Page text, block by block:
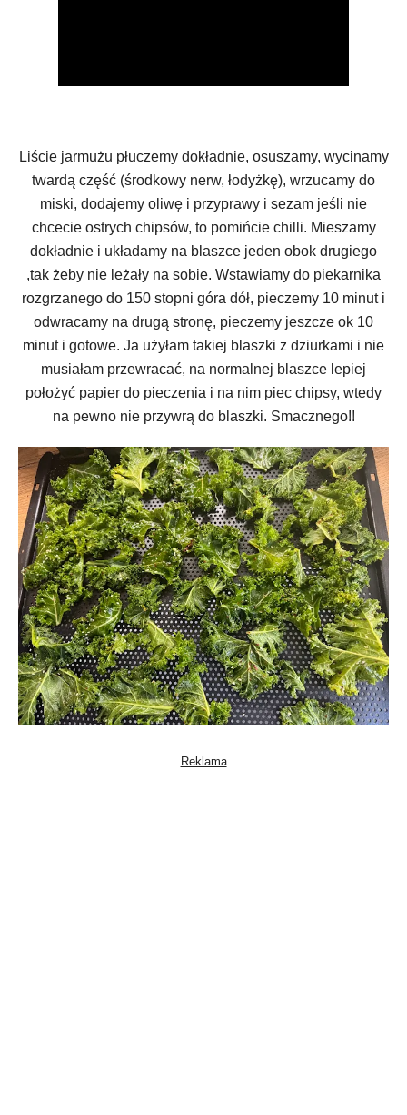
Liście jarmużu płuczemy dokładnie, osuszamy, wycinamy
twardą część (środkowy nerw, łodyżkę), wrzucamy do
miski, dodajemy oliwę i przyprawy i sezam jeśli nie
chcecie ostrych chipsów, to pomińcie chilli. Mieszamy
dokładnie i układamy na blaszce jeden obok drugiego
,tak żeby nie leżały na sobie. Wstawiamy do piekarnika
rozgrzanego do 150 stopni góra dół, pieczemy 10 minut i
odwracamy na drugą stronę, pieczemy jeszcze ok 10
minut i gotowe. Ja użyłam takiej blaszki z dziurkami i nie
musiałam przewracać, na normalnej blaszce lepiej
położyć papier do pieczenia i na nim piec chipsy, wtedy
na pewno nie przywrą do blaszki. Smacznego!!